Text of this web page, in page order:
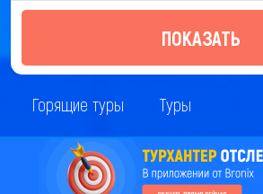
ПОКАЗАТЬ
Горящие туры Туры